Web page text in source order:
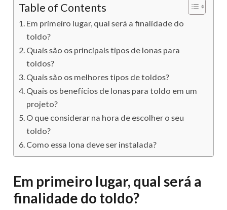
Table of Contents
Em primeiro lugar, qual será a finalidade do
toldo?
Quais são os principais tipos de lonas para
toldos?
Quais são os melhores tipos de toldos?
Quais os benefícios de lonas para toldo em um
projeto?
O que considerar na hora de escolher o seu
toldo?
Como essa lona deve ser instalada?
Em primeiro lugar, qual será a
finalidade do toldo?